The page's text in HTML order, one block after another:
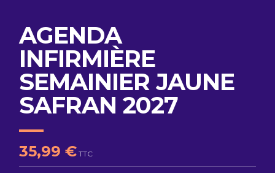
AGENDA
INFIRMIÈRE
SEMAINIER JAUNE
SAFRAN 2027
35,99 € TTC